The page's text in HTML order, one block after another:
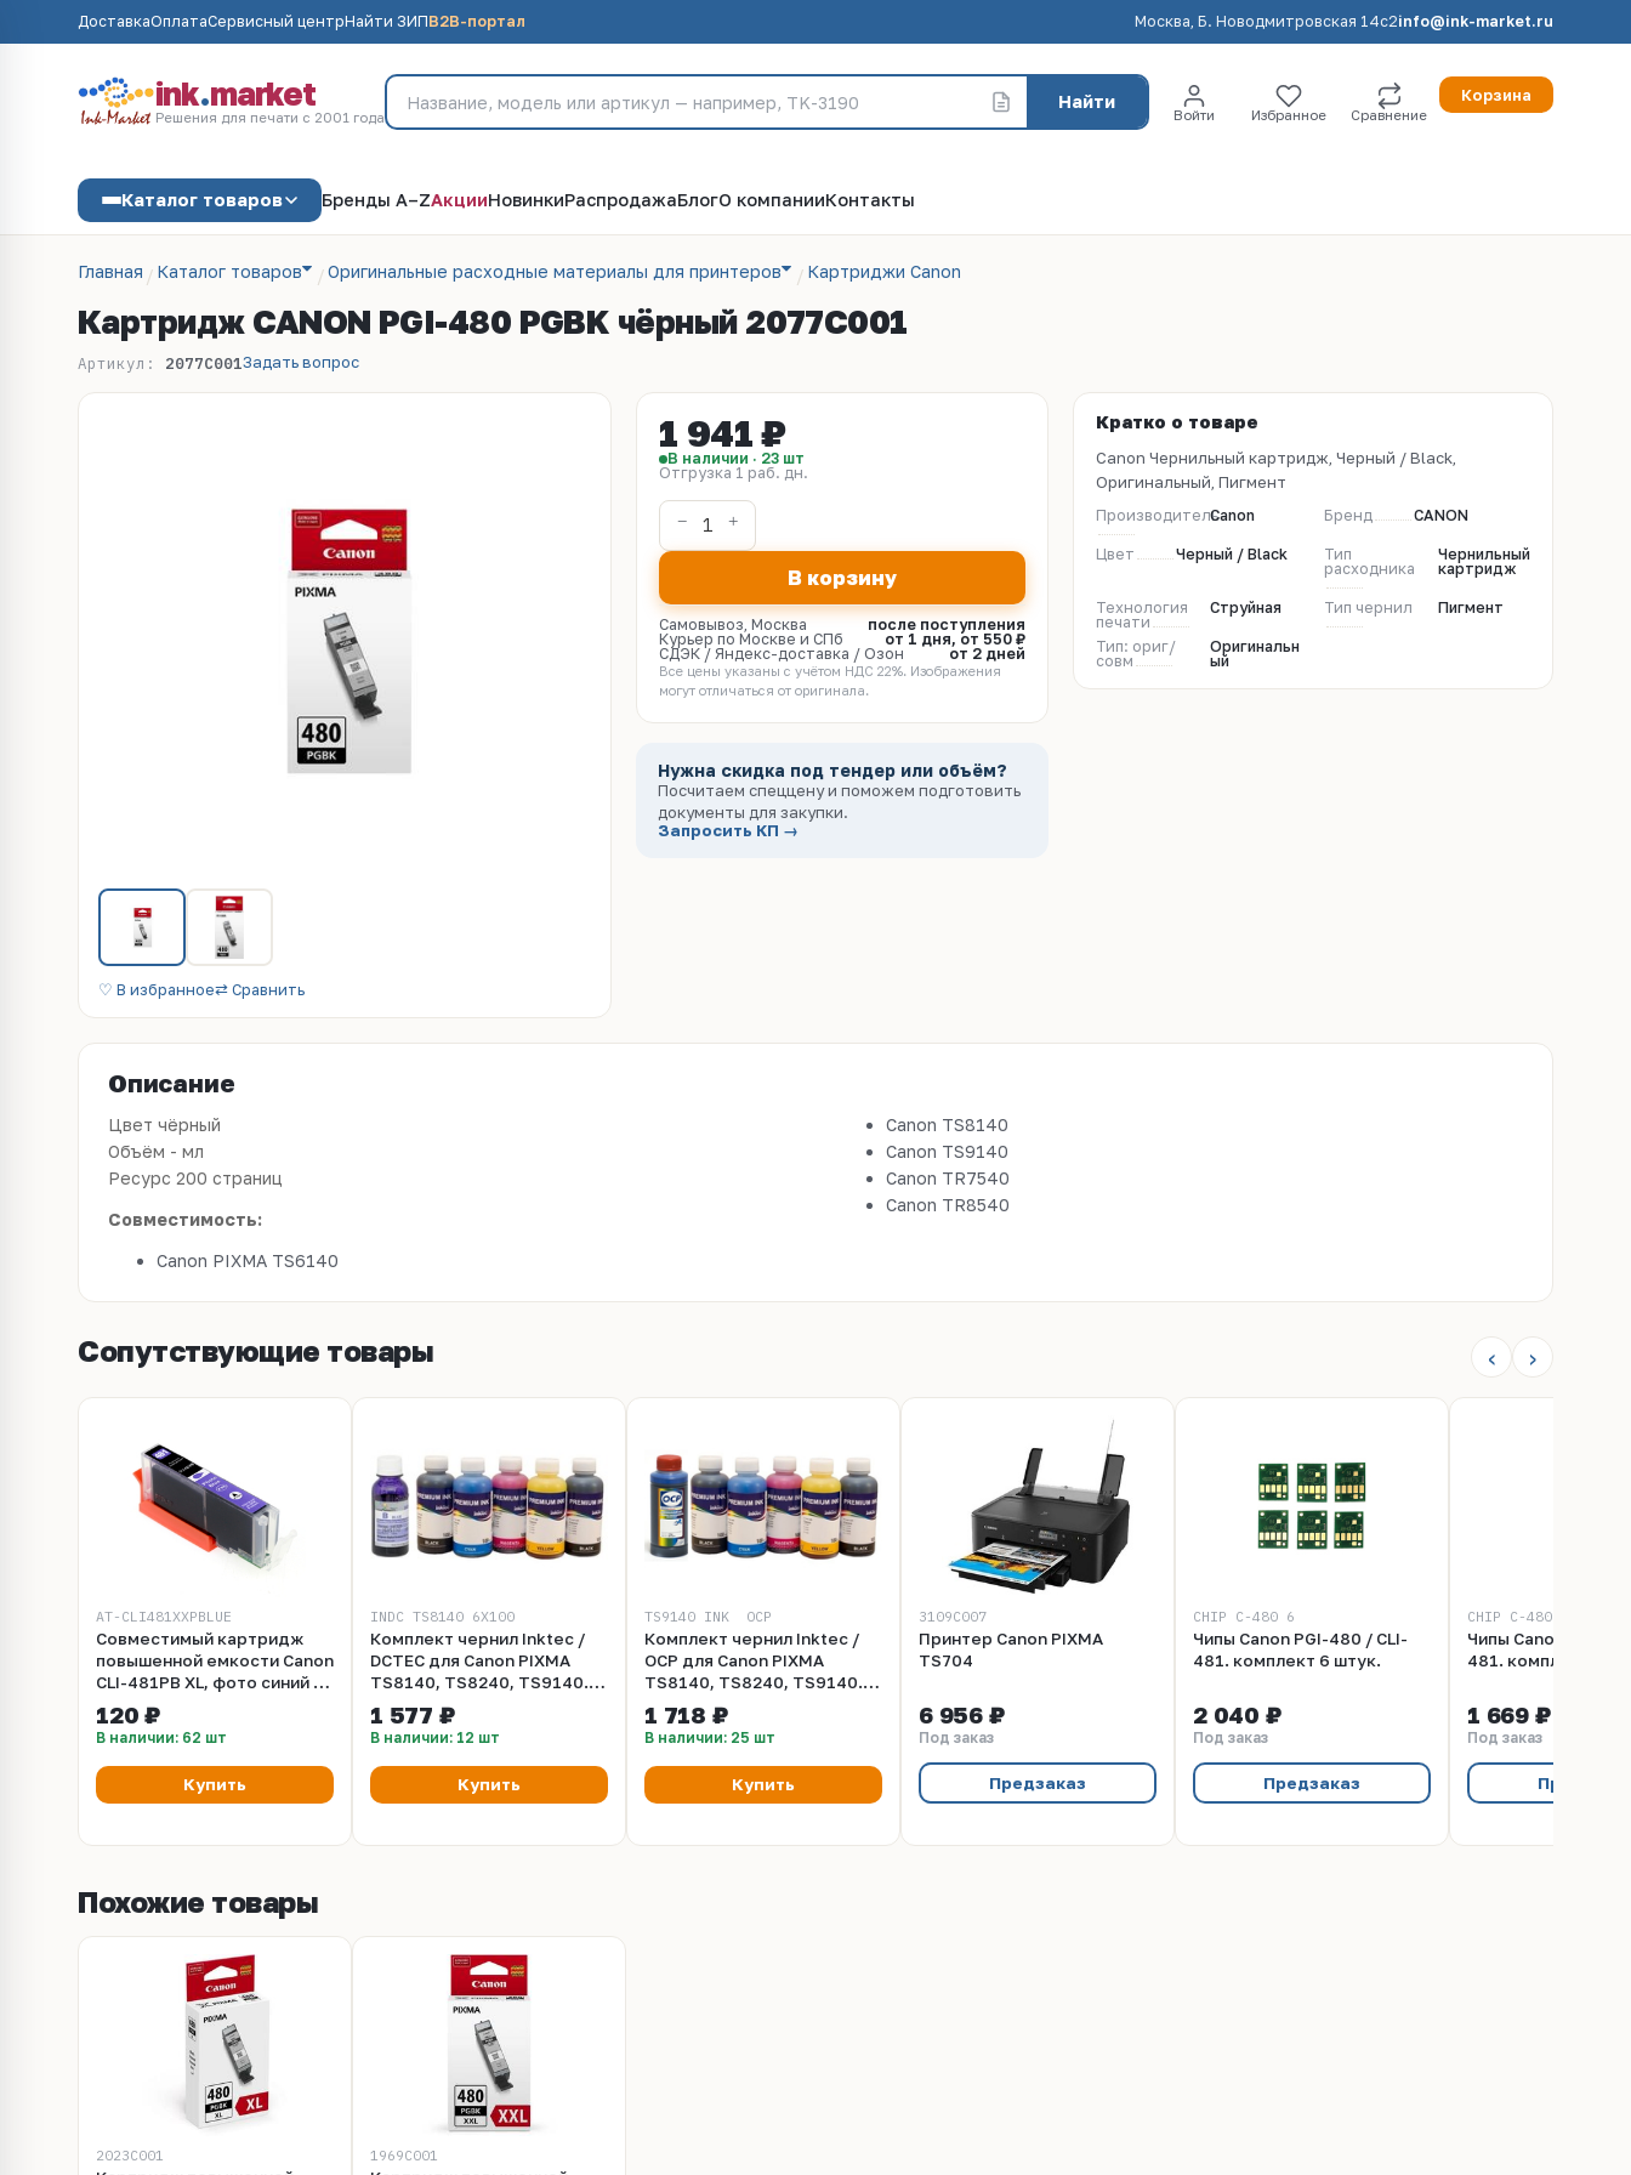
ДоставкаОплатаСервисный центрНайти ЗИПB2B-портал Москва, Б. Новодмитровская 14с2info@ink-market.ru
ink.market
Решения для печати с 2001 года
Найти
Войти Избранное Сравнение
Корзина
Каталог товаров Бренды A–ZАкцииНовинкиРаспродажаБлогО компанииКонтакты
Главная Каталог товаров Оригинальные расходные материалы для принтеров Картриджи Canon
Картридж CANON PGI-480 PGBK чёрный 2077C001
Артикул: 2077C001Задать вопрос
♡ В избранное⇄ Сравнить
1 941 ₽
В наличии · 23 шт
Отгрузка 1 раб. дн.
В корзину
Самовывоз, Москва
после поступления
Курьер по Москве и СПб
от 1 дня, от 550 ₽
СДЭК / Яндекс-доставка / Озон
от 2 дней
Все цены указаны с учётом НДС 22%. Изображения
могут отличаться от оригинала.
Нужна скидка под тендер или объём?
Посчитаем спеццену и поможем подготовить
документы для закупки.
Запросить КП →
Кратко о товаре
Canon Чернильный картридж, Черный / Black,
Оригинальный, Пигмент
ПроизводительCanon Бренд CANON
Цвет Черный / Black
Тип
расходника
Чернильный
картридж
Технология
печати
Струйная Тип чернил Пигмент
Тип: ориг/
совм
Оригинальн
ый
Описание
Цвет чёрный
Объём - мл
Ресурс 200 страниц
Совместимость:
Canon PIXMA TS6140
Canon TS8140
Canon TS9140
Canon TR7540
Canon TR8540
Сопутствующие товары ‹ ›
AT-CLI481XXPBLUE
Совместимый картридж
повышенной емкости Canon
CLI-481PB XL, фото синий /
photo blue
120 ₽
В наличии: 62 шт
Купить
INDC_TS8140_6X100
Комплект чернил Inktec /
DCTEC для Canon PIXMA
TS8140, TS8240, TS9140. 6
цветов по 100 мл.
1 577 ₽
В наличии: 12 шт
Купить
TS9140_INK__OCP
Комплект чернил Inktec /
OCP для Canon PIXMA
TS8140, TS8240, TS9140. 6
цветов по 100 мл.
1 718 ₽
В наличии: 25 шт
Купить
3109C007
Принтер Canon PIXMA
TS704
6 956 ₽
Под заказ
Предзаказ
CHIP_C-480_6
Чипы Canon PGI-480 / CLI-
481. комплект 6 штук.
2 040 ₽
Под заказ
Предзаказ
CHIP_C-480_5
Чипы Canon PGI-
481. комплект 5
1 669 ₽
Под заказ
Похожие товары
2023C001 1969C001